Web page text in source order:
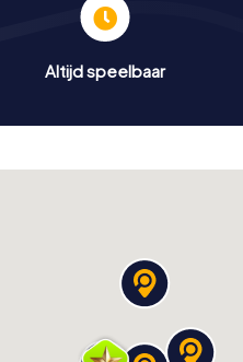
Altijd speelbaar